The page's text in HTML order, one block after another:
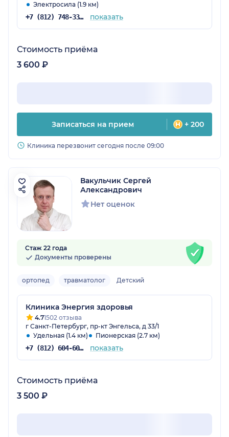
Электросила (1.9 км)
+7 (812) 748-33-79 показать
Стоимость приёма
3 600 ₽
Записаться на прием + 200
Клиника перезвонит сегодня после 09:00
Вакульчик Сергей
Александрович
Нет оценок
Стаж 22 года
Документы проверены
ортопед травматолог Детский
Клиника Энергия здоровья
4.71502 отзыва
г Санкт-Петербург, пр-кт Энгельса, д 33/1
Удельная (1.4 км)
Пионерская (2.7 км)
+7 (812) 604-60-52 показать
Стоимость приёма
3 500 ₽